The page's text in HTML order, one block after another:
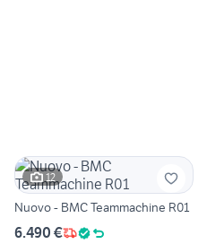
12
Nuovo - BMC Teammachine R01
6.490 €